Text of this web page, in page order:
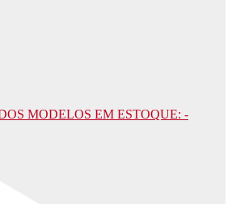
MODELOS EM ESTOQUE: -